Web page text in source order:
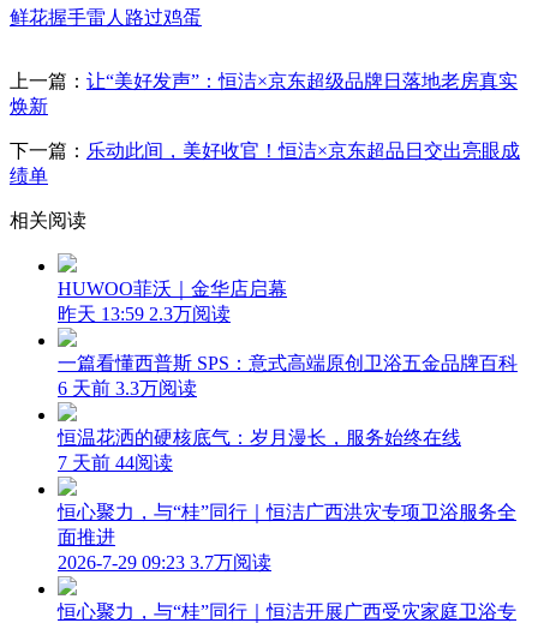
鲜花握手雷人 路过鸡蛋
上一篇： 让“美好发声”：恒洁×京东超级品牌日落地老房真实
焕新
下一篇： 乐动此间，美好收官！恒洁×京东超品日交出亮眼成
绩单
相关阅读
HUWOO菲沃｜金华店启幕
昨天 13:59 2.3万阅读
一篇看懂西普斯 SPS：意式高端原创卫浴五金品牌百科
6 天前 3.3万阅读
恒温花洒的硬核底气：岁月漫长，服务始终在线
7 天前 44阅读
恒心聚力，与“桂”同行｜恒洁广西洪灾专项卫浴服务全
面推进
2026-7-29 09:23 3.7万阅读
恒心聚力，与“桂”同行｜恒洁开展广西受灾家庭卫浴专